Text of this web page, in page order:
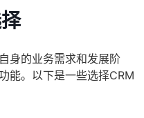
身的业务需求和发展阶
能。以下是一些选择CRM